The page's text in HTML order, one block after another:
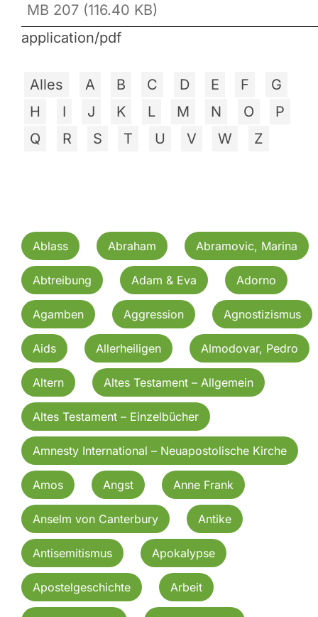
MB 207 (116.40 KB)
application/pdf
Alles A B C D E F
G
H
I J K L M N O
P
Q
R S T U V W Z
Ablass Abraham Abramovic, Marina
Abtreibung Adam & Eva Adorno
Agamben Aggression Agnostizismus
Aids Allerheiligen Almodovar, Pedro
Altern Altes Testament – Allgemein
Altes Testament – Einzelbücher
Amnesty International – Neuapostolische Kirche
Amos Angst Anne Frank
Anselm von Canterbury Antike
Antisemitismus Apokalypse
Apostelgeschichte Arbeit